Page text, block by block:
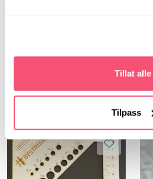
Tillat alle
Tilpass